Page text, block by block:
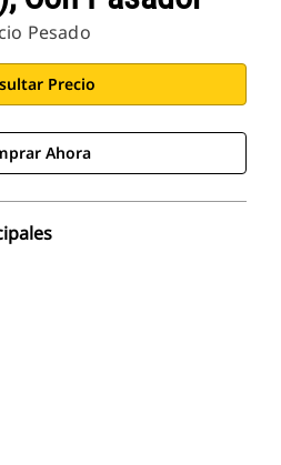
Pesado
Precio
Ahora